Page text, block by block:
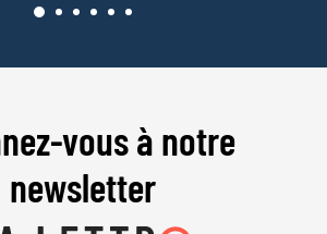
vous à notre
newsletter